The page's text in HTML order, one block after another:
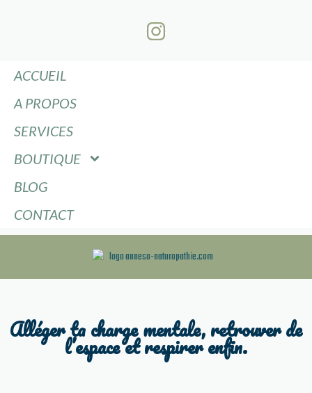
ACCUEIL
A PROPOS
SERVICES
BOUTIQUE
BLOG
CONTACT
Alléger ta charge mentale, retrouver de
l’espace et respirer enfin.